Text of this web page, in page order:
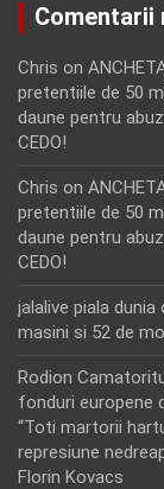
Comentarii
Chris on
pretentiile de 50
daune pentru
CEDO!
Chris on
pretentiile de 50
daune pentru
CEDO!
jalalive piala dunia
masini si 52 de
Rodion
fonduri europene
“Toti martorii
represiune
Florin Kovacs